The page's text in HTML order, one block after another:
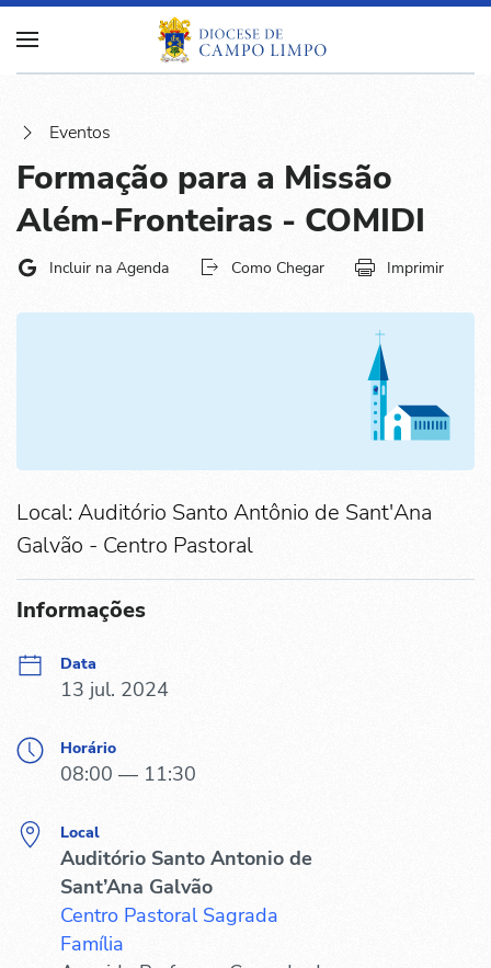
Eventos
Formação para a Missão
Além-Fronteiras - COMIDI
Incluir na Agenda Como Chegar Imprimir
Local: Auditório Santo Antônio de Sant'Ana
Galvão - Centro Pastoral
Informações
Data
13 jul. 2024
Horário
08:00 — 11:30
Local
Auditório Santo Antonio de
Sant’Ana Galvão
Centro Pastoral Sagrada
Família